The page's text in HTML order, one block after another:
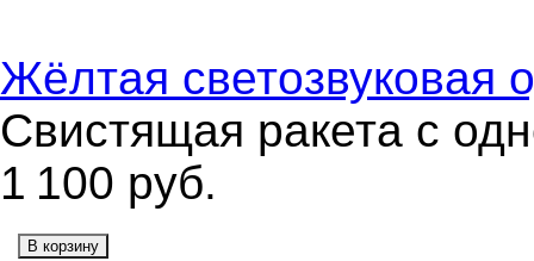
Жёлтая светозвуковая
Свистящая ракета с
1 100 руб.
В корзину